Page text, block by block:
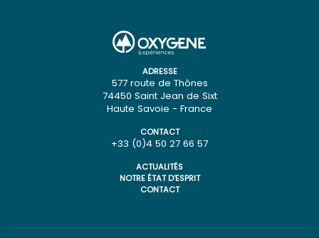
ADRESSE
577 route de Thônes
74450 Saint Jean de Sixt
Haute Savoie - France
CONTACT
+33 (0)4 50 27 66 57
ACTUALITÉS
NOTRE ÉTAT D'ESPRIT
CONTACT